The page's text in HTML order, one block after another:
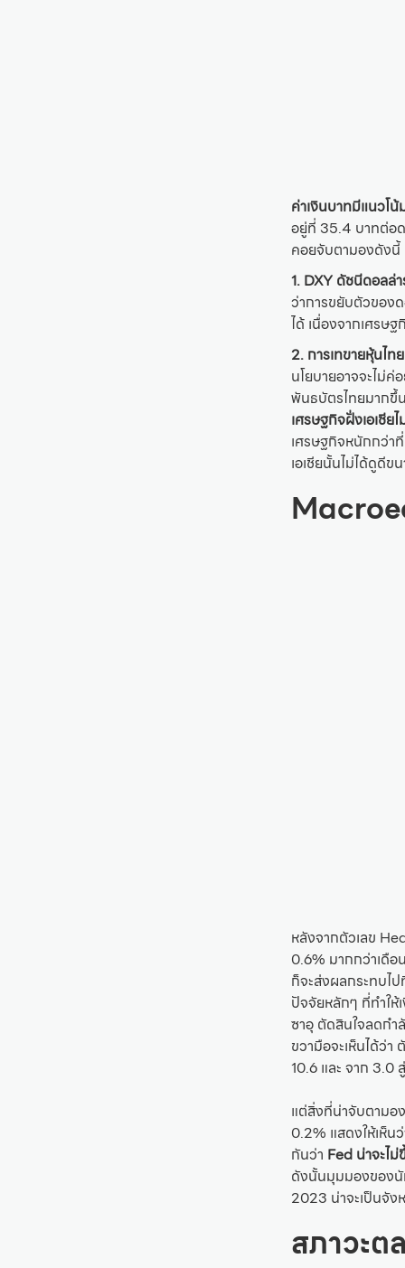
ค่าเงินบาทมีแนวโ
อยู่ที่ 35.4 บาทต่อ
คอยจับตามองดังนี้
1. DXY ดัชนีดอลล่
ว่าการขยับตัวของ
ได้ เนื่องจากเศรษ
2. การเทขายหุ้นไ
นโยบายอาจจะไม่
พันธบัตรไทยมากขึ้
เศรษฐกิจฝั่งเอเชีย
เศรษฐกิจหนักกว่า
เอเชียนั้นไม่ได้ดูดีข
หลังจากตัวเลข
0.6% มากกว่าเดื
ก็จะส่งผลกระทบไ
ปัจจัยหลักๆ ที่ทำให้
ซาอุ ตัดสินใจลดกำ
ขวามือจะเห็นได้ว่
10.6 และ จาก 3.0
แต่สิ่งที่น่าจับตามอ
0.2% แสดงให้เห็น
กันว่า Fed น่าจะไ
ดังนั้นมุมมองของนั
2023 น่าจะเป็นจัง
สภาวะต